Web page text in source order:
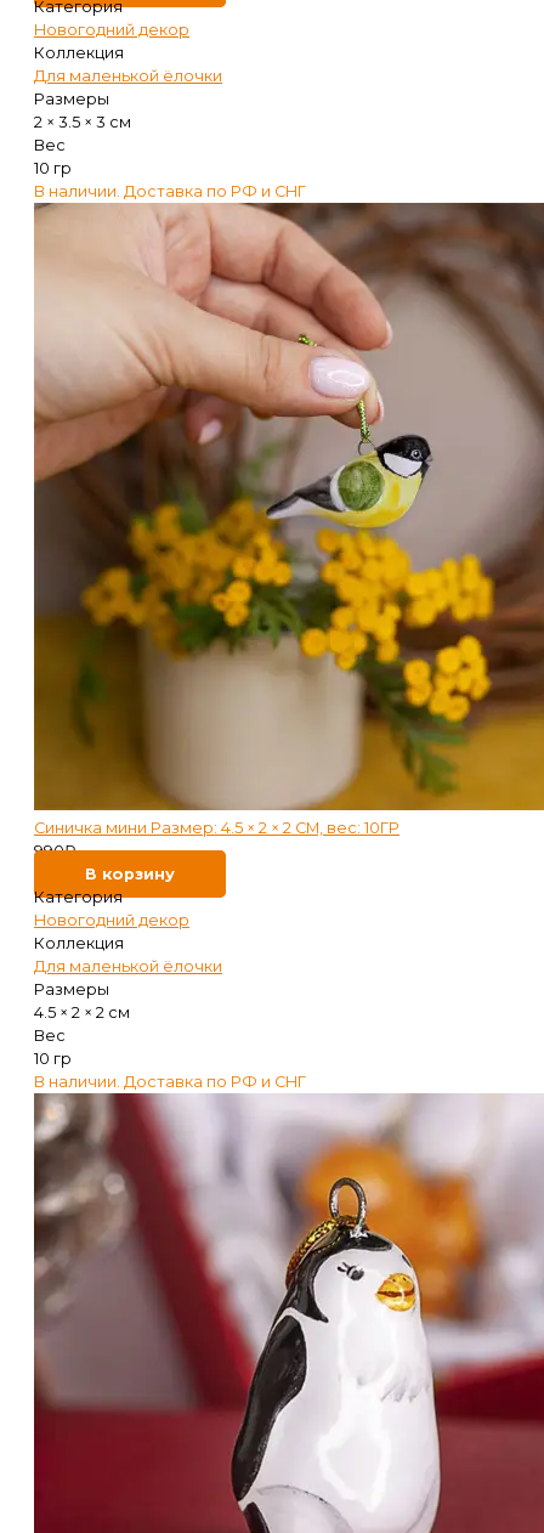
Категория
Новогодний декор
Коллекция
Для маленькой ёлочки
Размеры
2 × 3.5 × 3 см
Вес
10 гр
В наличии. Доставка по РФ и СНГ
Синичка мини Размер: 4.5 × 2 × 2 СМ, вес: 10ГР
990₽
В корзину
Категория
Новогодний декор
Коллекция
Для маленькой ёлочки
Размеры
4.5 × 2 × 2 см
Вес
10 гр
В наличии. Доставка по РФ и СНГ